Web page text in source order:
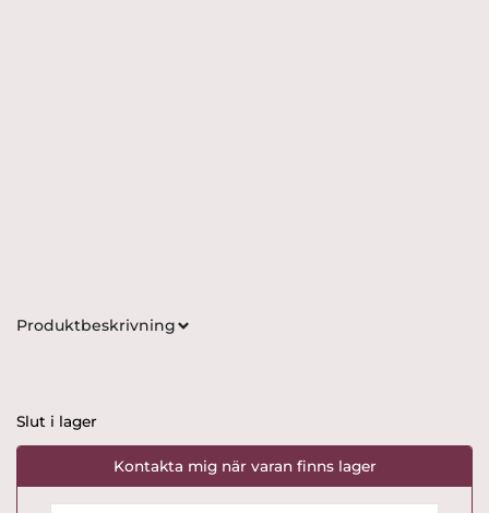
Produktbeskrivning
Slut i lager
Kontakta mig när varan finns lager